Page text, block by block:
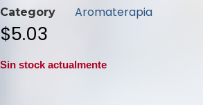
0
de
5
Category Aromaterapia
$5.03
Sin stock actualmente